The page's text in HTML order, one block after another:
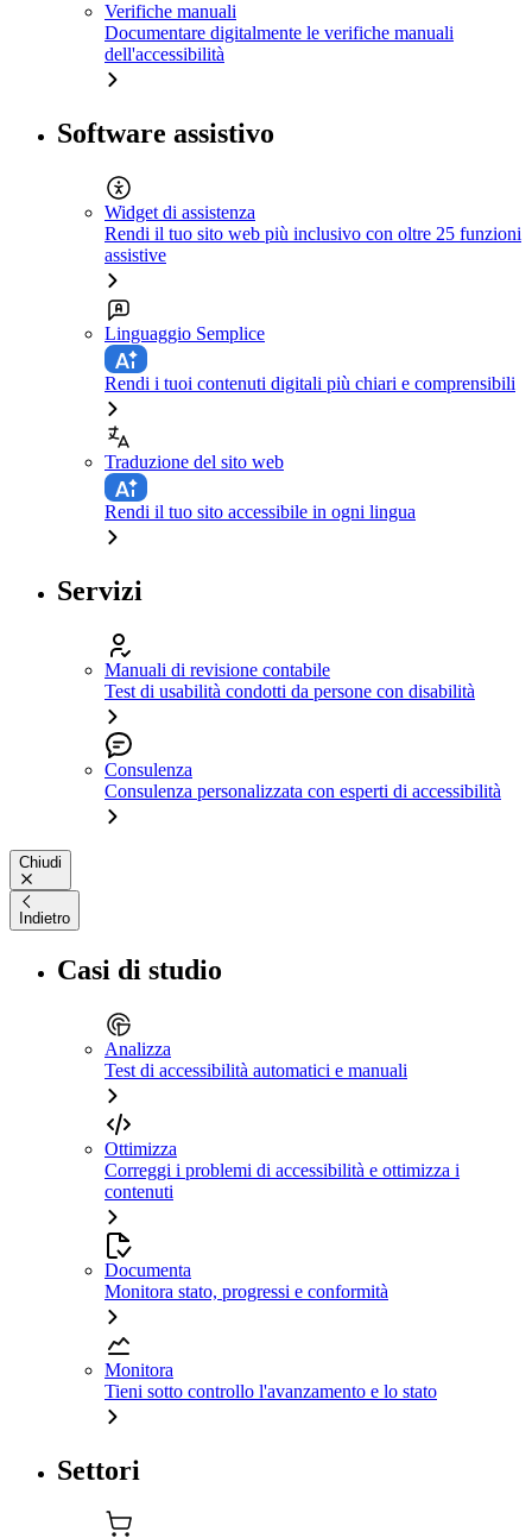
Verifiche manuali
Documentare digitalmente le verifiche manuali
dell'accessibilità
Software assistivo
Widget di assistenza
Rendi il tuo sito web più inclusivo con oltre 25 funzioni
assistive
Linguaggio Semplice
Rendi i tuoi contenuti digitali più chiari e comprensibili
Traduzione del sito web
Rendi il tuo sito accessibile in ogni lingua
Servizi
Manuali di revisione contabile
Test di usabilità condotti da persone con disabilità
Consulenza
Consulenza personalizzata con esperti di accessibilità
Chiudi
Indietro
Casi di studio
Analizza
Test di accessibilità automatici e manuali
Ottimizza
Correggi i problemi di accessibilità e ottimizza i
contenuti
Documenta
Monitora stato, progressi e conformità
Monitora
Tieni sotto controllo l'avanzamento e lo stato
Settori